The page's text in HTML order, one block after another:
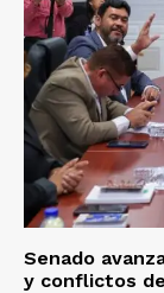
Senado
y conflictos